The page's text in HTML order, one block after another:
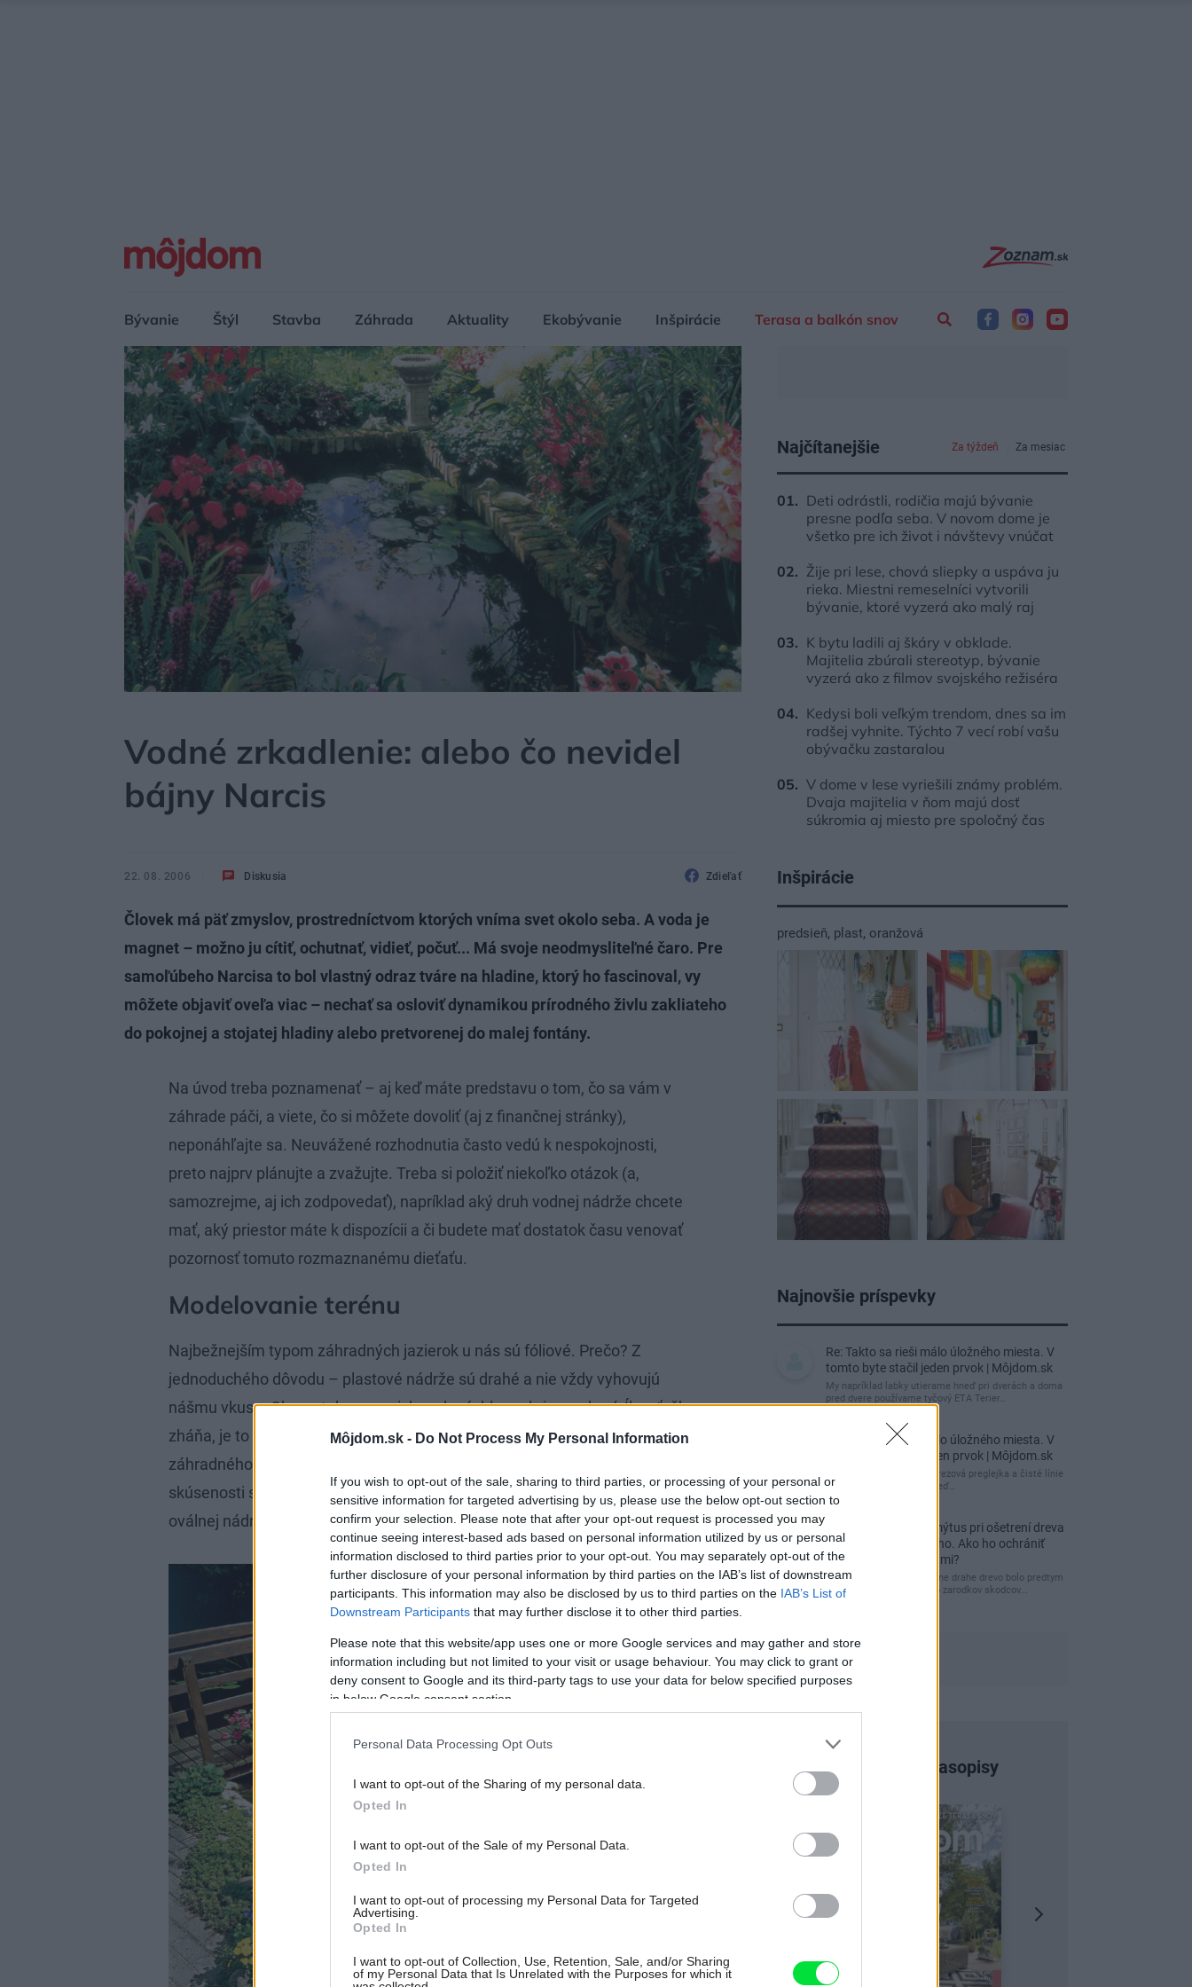
Môjdom.sk - Do Not Process My Personal Information
If you wish to opt-out of the sale, sharing to third parties, or processing of your personal or
sensitive information for targeted advertising by us, please use the below opt-out section to
confirm your selection. Please note that after your opt-out request is processed you may
continue seeing interest-based ads based on personal information utilized by us or personal
information disclosed to third parties prior to your opt-out. You may separately opt-out of the
further disclosure of your personal information by third parties on the IAB’s list of downstream
participants. This information may also be disclosed by us to third parties on the IAB’s List of
Downstream Participants that may further disclose it to other third parties.
Please note that this website/app uses one or more Google services and may gather and store
information including but not limited to your visit or usage behaviour. You may click to grant or
deny consent to Google and its third-party tags to use your data for below specified purposes
in below Google consent section.
Personal Data Processing Opt Outs
I want to opt-out of the Sharing of my personal data.
Opted In
I want to opt-out of the Sale of my Personal Data.
Opted In
I want to opt-out of processing my Personal Data for Targeted
Advertising.
Opted In
I want to opt-out of Collection, Use, Retention, Sale, and/or Sharing
of my Personal Data that Is Unrelated with the Purposes for which it
Bývanie Štýl Stavba Záhrada Aktuality Ekobývanie Inšpirácie Terasa a balkón snov
Vodné zrkadlenie: alebo čo nevidel
bájny Narcis
22. 08. 2006 Diskusia Zdieľať
Človek má päť zmyslov, prostredníctvom ktorých vníma svet okolo seba. A voda je
magnet – možno ju cítiť, ochutnať, vidieť, počuť... Má svoje neodmysliteľné čaro. Pre
samoľúbeho Narcisa to bol vlastný odraz tváre na hladine, ktorý ho fascinoval, vy
môžete objaviť oveľa viac – nechať sa osloviť dynamikou prírodného živlu zakliateho
do pokojnej a stojatej hladiny alebo pretvorenej do malej fontány.
Na úvod treba poznamenať – aj keď máte predstavu o tom, čo sa vám v
záhrade páči, a viete, čo si môžete dovoliť (aj z finančnej stránky),
neponáhľajte sa. Neuvážené rozhodnutia často vedú k nespokojnosti,
preto najprv plánujte a zvažujte. Treba si položiť niekoľko otázok (a,
samozrejme, aj ich zodpovedať), napríklad aký druh vodnej nádrže chcete
mať, aký priestor máte k dispozícii a či budete mať dostatok času venovať
pozornosť tomuto rozmaznanému dieťaťu.
Modelovanie terénu
Najbežnejším typom záhradných jazierok u nás sú fóliové. Prečo? Z
jednoduchého dôvodu – plastové nádrže sú drahé a nie vždy vyhovujú
nášmu vkusu. Okrem toho sa v nich voda rýchlo prehrieva a kazí. Íl sa ťažko
zháňa, je to finančne nákladná záležitosť a navyše ide o najpracnejší druh
záhradného jazierka, na druhej strane pôsobí najkrajšie. Ak máte
skúsenosti s betónovaním, môžete sa pustiť aj do stavby jednoduchej
oválnej nádrže.
Najčítanejšie Za týždeň Za mesiac
Deti odrástli, rodičia majú bývanie
presne podľa seba. V novom dome je
všetko pre ich život i návštevy vnúčat
Žije pri lese, chová sliepky a uspáva ju
rieka. Miestni remeselníci vytvorili
bývanie, ktoré vyzerá ako malý raj
K bytu ladili aj škáry v obklade.
Majitelia zbúrali stereotyp, bývanie
vyzerá ako z filmov svojského režiséra
Kedysi boli veľkým trendom, dnes sa im
radšej vyhnite. Týchto 7 vecí robí vašu
obývačku zastaralou
V dome v lese vyriešili známy problém.
Dvaja majitelia v ňom majú dosť
súkromia aj miesto pre spoločný čas
Inšpirácie
predsieň, plast, oranžová
Najnovšie príspevky
Re: Takto sa rieši málo úložného miesta. V
tomto byte stačil jeden prvok | Môjdom.sk
My napríklad labky utierame hneď pri dverách a doma
pred dvere používame tyčový ETA Terier…
Re: Takto sa rieši málo úložného miesta. V
tomto byte stačil jeden prvok | Môjdom.sk
Dizajn je to nádherný, tá brezová preglejka a čisté línie
vyzerajú super. Ale vždy, keď…
Re: Toto je najväčší mýtus pri ošetrení dreva
a môže vás vyjsť draho. Ako ho ochrániť
pred hnitím a škodcami?
clovek by cakal ze vysusene drahe drevo bolo predtym
naparovane aby sa zbavilo zarodkov skodcov...
Najnovšie časopisy